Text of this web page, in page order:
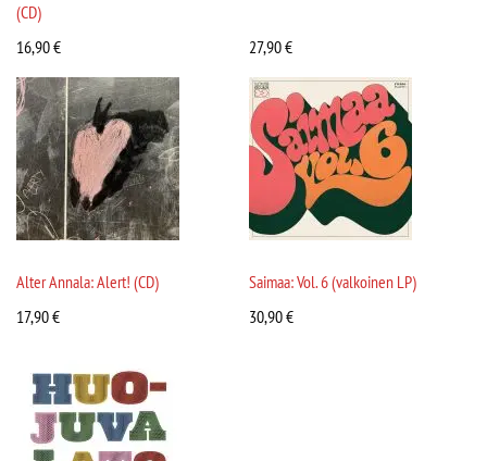
(CD)
16,90€ 27,90€
Alter Annala: Alert! (CD)
17,90€
Saimaa: Vol. 6 (valkoinen LP)
30,90€